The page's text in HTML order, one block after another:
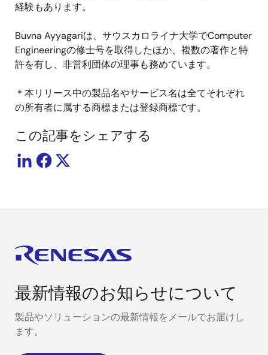
経験もあります。
Buvna Ayyagariは、サウスカロライナ大学でComputer
Engineeringの修士号を取得したほか、複数の著作と特
許を有し、非営利団体の理事も務めています。
＊本リリース中の製品名やサービス名は全てそれぞれ
の所有者に属する商標または登録商標です。
この記事をシェアする
最新情報のお知らせについて
製品やソリューションの最新情報をメールでお届けし
ます。